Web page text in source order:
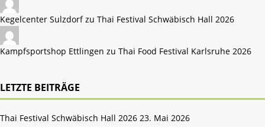
Kegelcenter Sulzdorf zu Thai Festival Schwäbisch Hall 2026
Kampfsportshop Ettlingen zu Thai Food Festival Karlsruhe 2026
LETZTE BEITRÄGE
Thai Festival Schwäbisch Hall 2026 23. Mai 2026